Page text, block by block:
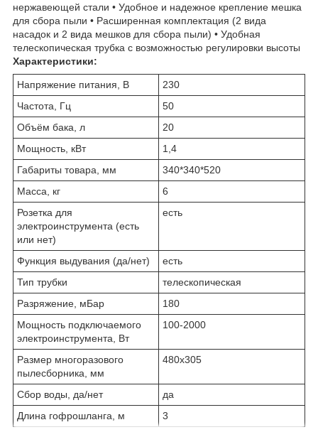
нержавеющей стали • Удобное и надежное крепление мешка
для сбора пыли • Расширенная комплектация (2 вида
насадок и 2 вида мешков для сбора пыли) • Удобная
телескопическая трубка с возможностью регулировки высоты
Характеристики:
Напряжение питания, В
230
Частота, Гц
50
Объём бака, л
20
Мощность, кВт
1,4
Габариты товара, мм
340*340*520
Масса, кг
6
Розетка для
электроинструмента (есть
или нет)
есть
Функция выдувания (да/нет)
есть
Тип трубки
телескопическая
Разряжение, мБар
180
Мощность подключаемого
электроинструмента, Вт
100-2000
Размер многоразового
пылесборника, мм
480x305
Сбор воды, да/нет
да
Длина гофрошланга, м
3